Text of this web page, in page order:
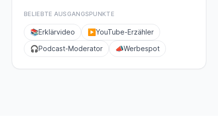
BELIEBTE AUSGANGSPUNKTE
📚Erklärvideo ▶️ YouTube-Erzähler
🎧Podcast-Moderator 📣Werbespot